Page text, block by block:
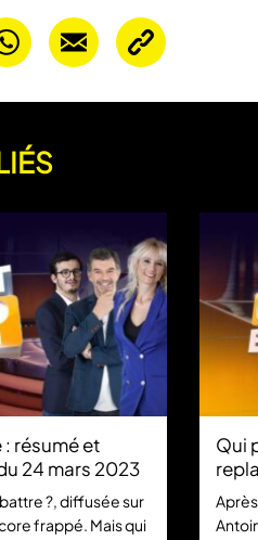
résumé et
24 mars 2023
?, diffusée sur
frappé. Mais qui
Qui